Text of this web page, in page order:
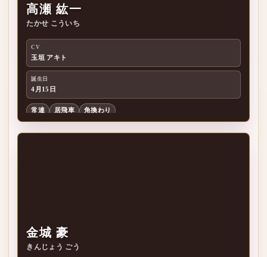
高瀬 紘一
たかせ こういち
CV
玉垣 アキト
誕生日
4月15日
常連 居飛車 角換わり
金城 豪
きんじょう ごう